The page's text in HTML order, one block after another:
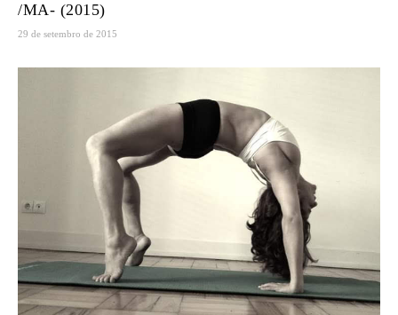
/MA- (2015)
29 de setembro de 2015